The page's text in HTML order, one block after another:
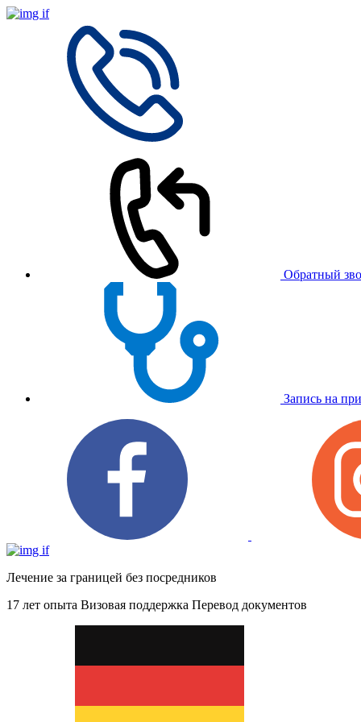
Обратный
Запись на
Лечение за границей без посредников
17 лет опыта Визовая поддержка Перевод документов